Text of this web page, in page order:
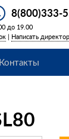
8(800)333-
до 19.00
| Написать
Контакты